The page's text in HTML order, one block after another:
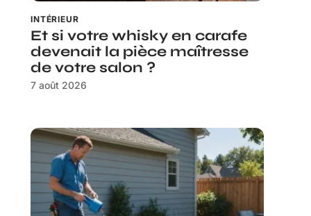
INTÉRIEUR
Et si votre whisky en carafe
devenait la pièce maîtresse
de votre salon ?
7 août 2026